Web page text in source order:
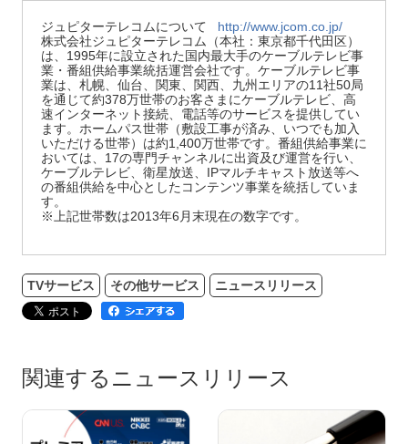
ジュピターテレコムについて http://www.jcom.co.jp/
株式会社ジュピターテレコム（本社：東京都千代田区）
は、1995年に設立された国内最大手のケーブルテレビ事
業・番組供給事業統括運営会社です。ケーブルテレビ事
業は、札幌、仙台、関東、関西、九州エリアの11社50局
を通じて約378万世帯のお客さまにケーブルテレビ、高
速インターネット接続、電話等のサービスを提供してい
ます。ホームパス世帯（敷設工事が済み、いつでも加入
いただける世帯）は約1,400万世帯です。番組供給事業に
おいては、17の専門チャンネルに出資及び運営を行い、
ケーブルテレビ、衛星放送、IPマルチキャスト放送等へ
の番組供給を中心としたコンテンツ事業を統括していま
す。
※上記世帯数は2013年6月末現在の数字です。
TVサービス その他サービス ニュースリリース
関連するニュースリリース